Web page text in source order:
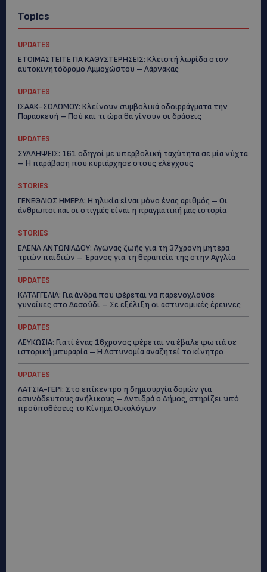
Topics
UPDATES
ΕΤΟΙΜΑΣΤΕΙΤΕ ΓΙΑ ΚΑΘΥΣΤΕΡΗΣΕΙΣ: Κλειστή λωρίδα στον
αυτοκινητόδρομο Αμμοχώστου – Λάρνακας
UPDATES
ΙΣΑΑΚ-ΣΟΛΩΜΟΥ: Κλείνουν συμβολικά οδοφράγματα την
Παρασκευή – Πού και τι ώρα θα γίνουν οι δράσεις
UPDATES
ΣΥΛΛΗΨΕΙΣ: 161 οδηγοί με υπερβολική ταχύτητα σε μία νύχτα
– Η παράβαση που κυριάρχησε στους ελέγχους
STORIES
ΓΕΝΕΘΛΙΟΣ ΗΜΕΡΑ: Η ηλικία είναι μόνο ένας αριθμός – Οι
άνθρωποι και οι στιγμές είναι η πραγματική μας ιστορία
STORIES
ΕΛΕΝΑ ΑΝΤΩΝΙΑΔΟΥ: Αγώνας ζωής για τη 37χρονη μητέρα
τριών παιδιών – Έρανος για τη θεραπεία της στην Αγγλία
UPDATES
ΚΑΤΑΓΓΕΛΙΑ: Για άνδρα που φέρεται να παρενοχλούσε
γυναίκες στο Δασούδι – Σε εξέλιξη οι αστυνομικές έρευνες
UPDATES
ΛΕΥΚΩΣΙΑ: Γιατί ένας 16χρονος φέρεται να έβαλε φωτιά σε
ιστορική μπυραρία – Η Αστυνομία αναζητεί το κίνητρο
UPDATES
ΛΑΤΣΙΑ-ΓΕΡΙ: Στο επίκεντρο η δημιουργία δομών για
ασυνόδευτους ανήλικους – Αντιδρά ο Δήμος, στηρίζει υπό
προϋποθέσεις το Κίνημα Οικολόγων